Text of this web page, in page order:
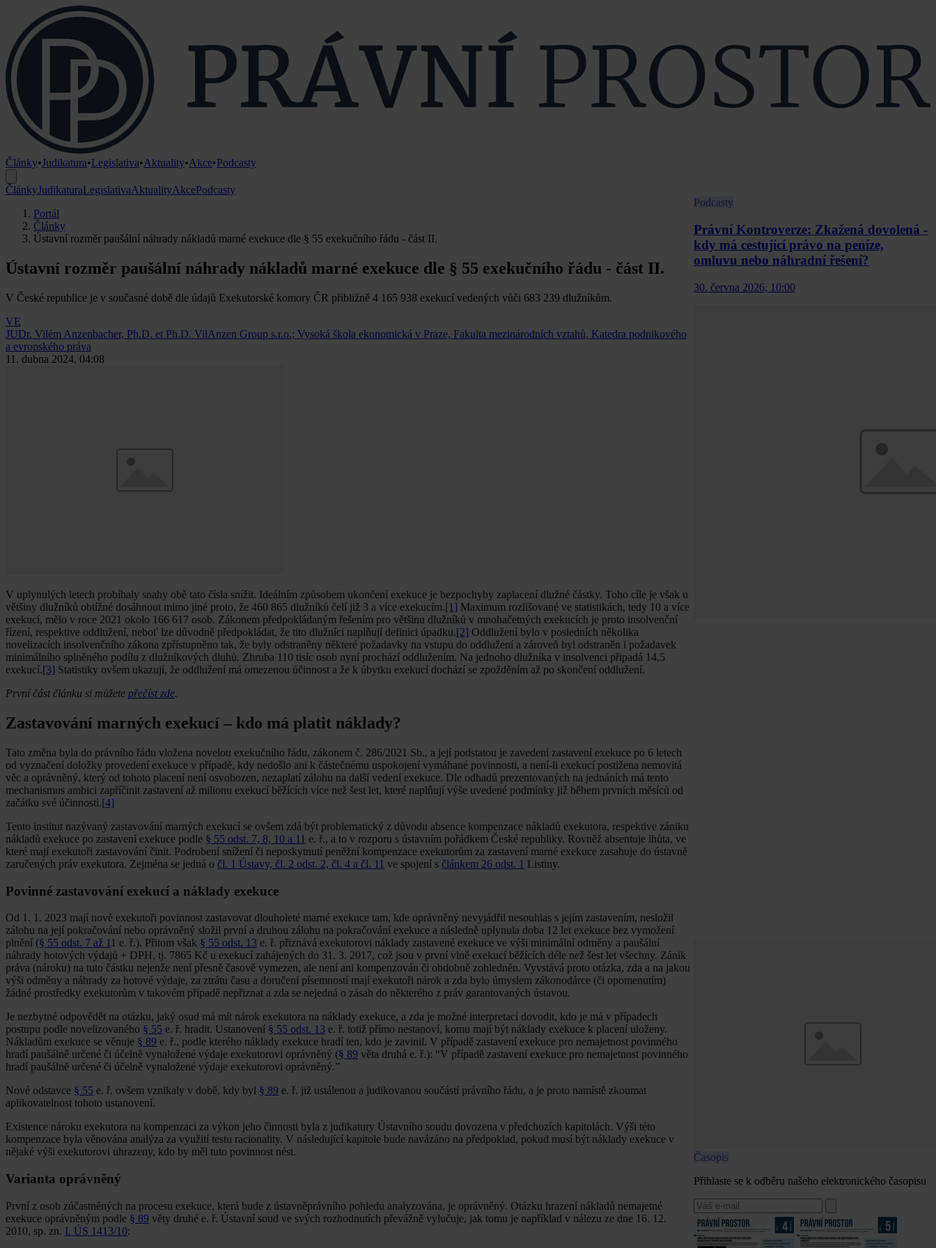
Články•Judikatura•Legislativa•Aktuality•Akce•Podcasty
ČlánkyJudikaturaLegislativaAktualityAkcePodcasty
Portál
Články
Ústavní rozměr paušální náhrady nákladů marné exekuce dle § 55 exekučního řádu - část II.
Ústavní rozměr paušální náhrady nákladů marné exekuce dle § 55 exekučního řádu - část II.
V České republice je v současné době dle údajů Exekutorské komory ČR přibližně 4 165 938 exekucí vedených vůči 683 239 dlužníkům.
VE
JUDr. Vilém Anzenbacher, Ph.D. et Ph.D. VilAnzen Group s.r.o.; Vysoká škola ekonomická v Praze, Fakulta mezinárodních vztahů, Katedra podnikového
a evropského práva
11. dubna 2024, 04:08
V uplynulých letech probíhaly snahy obě tato čísla snížit. Ideálním způsobem ukončení exekuce je bezpochyby zaplacení dlužné částky. Toho cíle je však u
většiny dlužníků obtížné dosáhnout mimo jiné proto, že 460 865 dlužníků čelí již 3 a více exekucím.[1] Maximum rozlišované ve statistikách, tedy 10 a více
exekucí, mělo v roce 2021 okolo 166 617 osob. Zákonem předpokládaným řešením pro většinu dlužníků v mnohačetných exekucích je proto insolvenční
řízení, respektive oddlužení, neboť lze důvodně předpokládat, že tito dlužníci naplňují definici úpadku.[2] Oddlužení bylo v posledních několika
novelizacích insolvenčního zákona zpřístupněno tak, že byly odstraněny některé požadavky na vstupu do oddlužení a zároveň byl odstraněn i požadavek
minimálního splněného podílu z dlužníkových dluhů. Zhruba 110 tisíc osob nyní prochází oddlužením. Na jednoho dlužníka v insolvenci připadá 14,5
exekucí.[3] Statistiky ovšem ukazují, že oddlužení má omezenou účinnost a že k úbytku exekucí dochází se zpožděním až po skončení oddlužení.
První část článku si můžete přečíst zde.
Zastavování marných exekucí – kdo má platit náklady?
Tato změna byla do právního řádu vložena novelou exekučního řádu, zákonem č. 286/2021 Sb., a její podstatou je zavedení zastavení exekuce po 6 letech
od vyznačení doložky provedení exekuce v případě, kdy nedošlo ani k částečnému uspokojení vymáhané povinnosti, a není­-li exekucí postižena nemovitá
věc a oprávněný, který od tohoto placení není osvobozen, nezaplatí zálohu na další vedení exekuce. Dle odhadů prezentovaných na jednáních má tento
mechanismus ambici zapříčinit zastavení až milionu exekucí běžících více než šest let, které naplňují výše uvedené podmínky již během prvních měsíců od
začátku své účinnosti.[4]
Tento institut nazývaný zastavování marných exekucí se ovšem zdá být problematický z důvodu absence kompenzace nákladů exekutora, respektive zániku
nákladů exekuce po zastavení exekuce podle § 55 odst. 7, 8, 10 a 11 e. ř., a to v rozporu s ústavním pořádkem České republiky. Rovněž absentuje lhůta, ve
které mají exekutoři zastavování činit. Podrobení snížení či neposkytnutí peněžní kompenzace exekutorům za zastavení marné exekuce zasahuje do ústavně
zaručených práv exekutora. Zejména se jedná o čl. 1 Ústavy, čl. 2 odst. 2, čl. 4 a čl. 11 ve spojení s článkem 26 odst. 1 Listiny.
Povinné zastavování exekucí a náklady exekuce
Od 1. 1. 2023 mají nově exekutoři povinnost zastavovat dlouholeté marné exekuce tam, kde oprávněný nevyjádřil nesouhlas s jejím zastavením, nesložil
zálohu na její pokračování nebo oprávněný složil první a druhou zálohu na pokračování exekuce a následně uplynula doba 12 let exekuce bez vymožení
plnění (§ 55 odst. 7 až 1 1 e. ř.). Přitom však § 55 odst. 13 e. ř. přiznává exekutorovi náklady zastavené exekuce ve výši minimální odměny a paušální
náhrady hotových výdajů + DPH, tj. 7865 Kč u exekucí zahájených do 31. 3. 2017, což jsou v první vlně exekucí běžících déle než šest let všechny. Zánik
práva (nároku) na tuto částku nejenže není přesně časově vymezen, ale není ani kompenzován či obdobně zohledněn. Vyvstává proto otázka, zda a na jakou
výši odměny a náhrady za hotové výdaje, za ztrátu času a doručení písemností mají exekutoři nárok a zda bylo úmyslem zákonodárce (či opomenutím)
žádné prostředky exekutorům v takovém případě nepřiznat a zda se nejedná o zásah do některého z práv garantovaných ústavou.
Je nezbytné odpovědět na otázku, jaký osud má mít nárok exekutora na náklady exekuce, a zda je možné interpretací dovodit, kdo je má v případech
postupu podle novelizovaného § 55 e. ř. hradit. Ustanovení § 55 odst. 13 e. ř. totiž přímo nestanoví, komu mají být náklady exekuce k placení uloženy.
Nákladům exekuce se věnuje § 89 e. ř., podle kterého náklady exekuce hradí ten, kdo je zavinil. V případě zastavení exekuce pro nemajetnost povinného
hradí paušálně určené či účelně vynaložené výdaje exekutorovi oprávněný (§ 89 věta druhá e. ř.): “V případě zastavení exekuce pro nemajetnost povinného
hradí paušálně určené či účelně vynaložené výdaje exekutorovi oprávněný.”
Nové odstavce § 55 e. ř. ovšem vznikaly v době, kdy byl § 89 e. ř. již ustálenou a judikovanou součástí právního řádu, a je proto namístě zkoumat
aplikovatelnost tohoto ustanovení.
Existence nároku exekutora na kompenzaci za výkon jeho činnosti byla z judikatury Ústavního soudu dovozena v předchozích kapitolách. Výši této
kompenzace byla věnována analýza za využití testu racionality. V následující kapitole bude navázáno na předpoklad, pokud musí být náklady exekuce v
nějaké výši exekutorovi uhrazeny, kdo by měl tuto povinnost nést.
Varianta oprávněný
První z osob zúčastněných na procesu exekuce, která bude z ústavněprávního pohledu analyzována, je oprávněný. Otázku hrazení nákladů nemajetné
exekuce oprávněným podle § 89 věty druhé e. ř. Ústavní soud ve svých rozhodnutích převážně vylučuje, jak tomu je například v nálezu ze dne 16. 12.
2010, sp. zn. I. ÚS 1413/10:
Podcasty
Právní Kontroverze: Zkažená dovolená -
kdy má cestující právo na peníze,
omluvu nebo náhradní řešení?
30. června 2026, 10:00
Časopis
Přihlaste se k odběru našeho elektronického časopisu